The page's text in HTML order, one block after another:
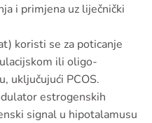
i primjena uz liječnički
koristi se za poticanje
ili oligo-
uključujući PCOS.
estrogenskih
signal u hipotalamusu